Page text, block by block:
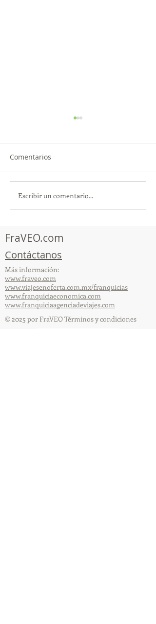
TourTravelynByFraveo
participó en la
Comentarios
Escribir un comentario...
FraVEO.com
Contáctanos
Más información:
www.fraveo.com
www.viajesenoferta.com.mx/franquicias
www.franquiciaeconomica.com
www.franquiciaagenciadeviajes.com
© 2025 por FraVEO Términos y condiciones